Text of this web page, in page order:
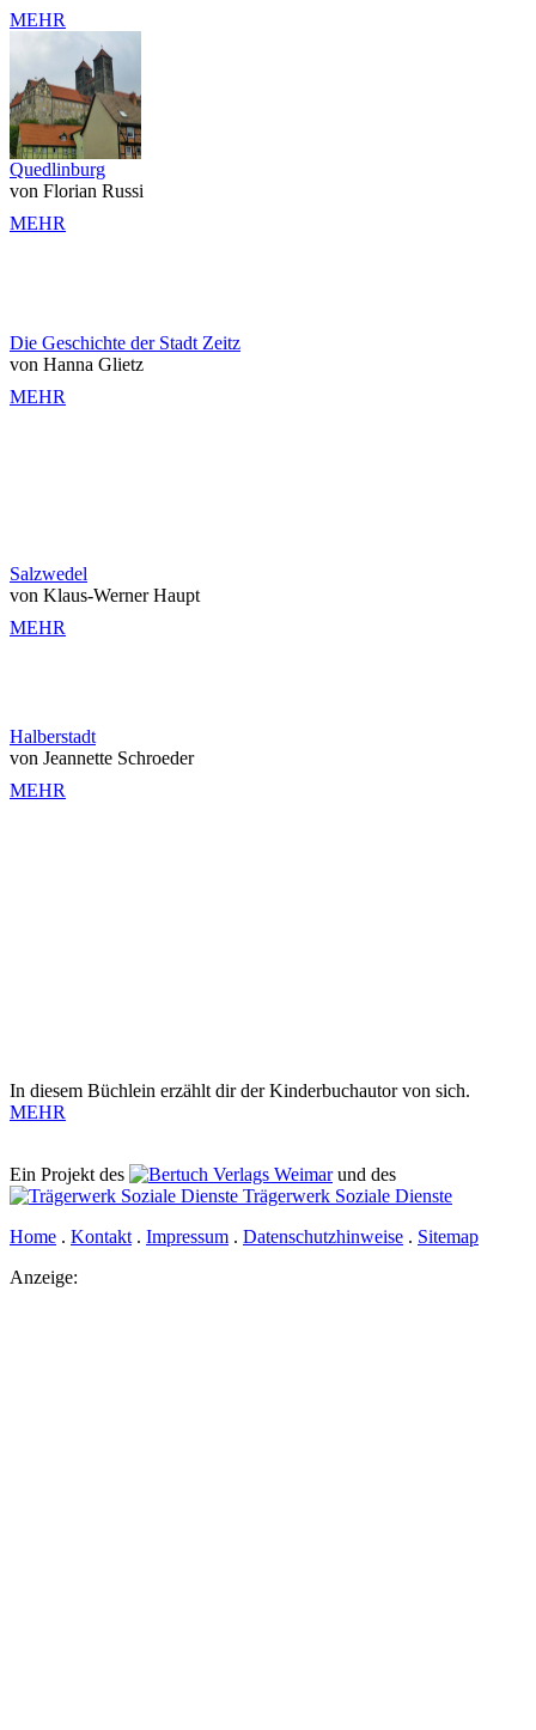
MEHR
Quedlinburg
von Florian Russi
MEHR
Die Geschichte der Stadt Zeitz
von Hanna Glietz
MEHR
Salzwedel
von Klaus-Werner Haupt
MEHR
Halberstadt
von Jeannette Schroeder
MEHR
In diesem Büchlein erzählt dir der Kinderbuchautor von sich.
MEHR
Ein Projekt des Verlags Weimarund des
Trägerwerk Soziale Dienste
Home . Kontakt . Impressum . Datenschutzhinweise . Sitemap
Anzeige: